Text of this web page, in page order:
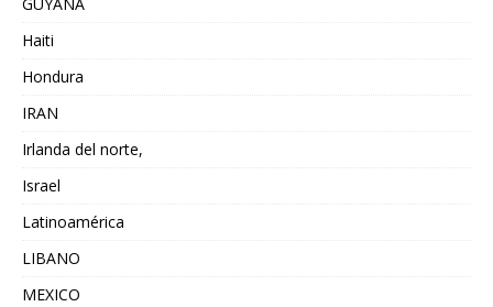
Haiti
Hondura
IRAN
Irlanda del norte,
Israel
Latinoamérica
LIBANO
MEXICO